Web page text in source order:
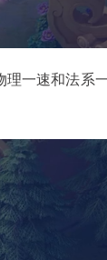
一速和法系